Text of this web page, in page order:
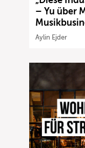
– Yu über
Aylin Ejder